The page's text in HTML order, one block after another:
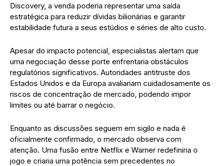
Discovery, a venda poderia representar uma saída
estratégica para reduzir dívidas bilionárias e garantir
estabilidade futura a seus estúdios e séries de alto custo.
Apesar do impacto potencial, especialistas alertam que
uma negociação desse porte enfrentaria obstáculos
regulatórios significativos. Autoridades antitruste dos
Estados Unidos e da Europa avaliariam cuidadosamente os
riscos de concentração de mercado, podendo impor
limites ou até barrar o negócio.
Enquanto as discussões seguem em sigilo e nada é
oficialmente confirmado, o mercado observa com
atenção. Uma fusão entre Netflix e Warner redefiniria o
jogo e criaria uma potência sem precedentes no